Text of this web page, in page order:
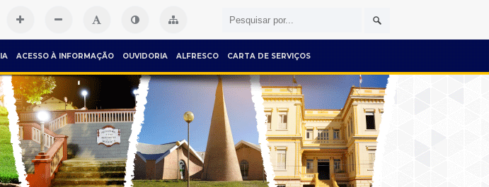
ACESSO À INFORMAÇÃO OUVIDORIA ALFRESCO CARTA DE SERVIÇOS